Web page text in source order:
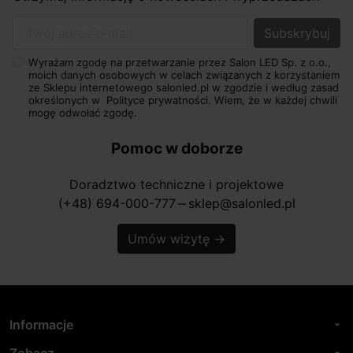
Wyrażam zgodę na przetwarzanie przez Salon LED Sp. z o.o.,
moich danych osobowych w celach związanych z korzystaniem
ze Sklepu internetowego salonled.pl w zgodzie i według zasad
określonych w Polityce prywatności. Wiem, że w każdej chwili
mogę odwołać zgodę.
Pomoc w doborze
Doradztwo techniczne i projektowe
(+48) 694-000-777 horizontal_rule sklep@salonled.pl
Umów wizytę →
Informacje arrow_drop_down